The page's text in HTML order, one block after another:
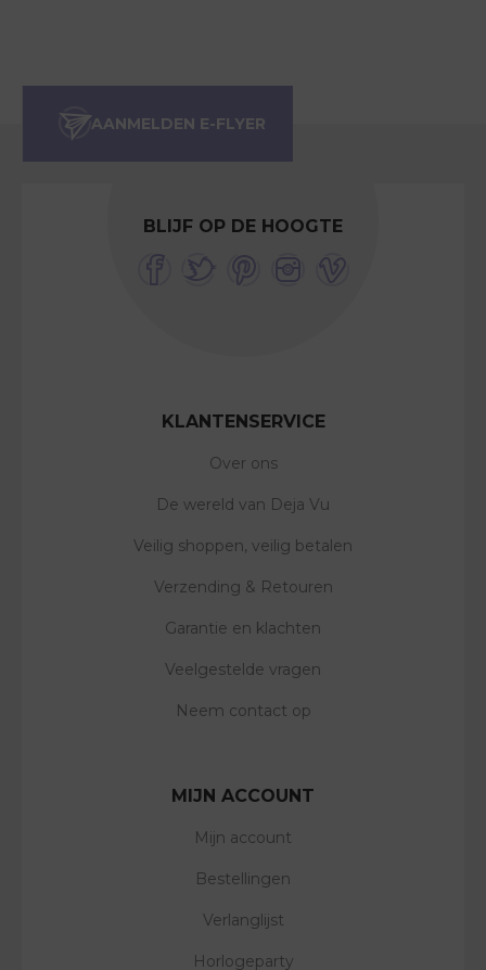
BLIJF OP DE HOOGTE
KLANTENSERVICE
Over ons
De wereld van Deja Vu
Veilig shoppen, veilig betalen
Verzending & Retouren
Garantie en klachten
Veelgestelde vragen
Neem contact op
MIJN ACCOUNT
Mijn account
Bestellingen
Verlanglijst
Horlogeparty